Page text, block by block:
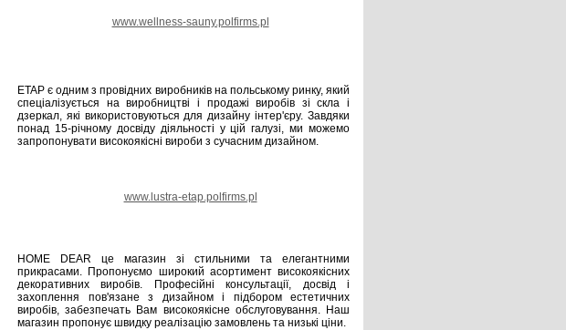
www.wellness-sauny.polfirms.pl
ETAP є одним з провідних виробників на польському ринку, який
спеціалізується на виробництві і продажі виробів зі скла і
дзеркал, які використовуються для дизайну інтер'єру. Завдяки
понад 15-річному досвіду діяльності у цій галузі, ми можемо
запропонувати високоякісні вироби з сучасним дизайном.
www.lustra-etap.polfirms.pl
HOME DEAR це магазин зі стильними та елегантними
прикрасами. Пропонуємо широкий асортимент високоякісних
декоративних виробів. Професійні консультації, досвід і
захоплення пов'язане з дизайном і підбором естетичних
виробів, забезпечать Вам високоякісне обслуговування. Наш
магазин пропонує швидку реалізацію замовлень та низькі ціни.